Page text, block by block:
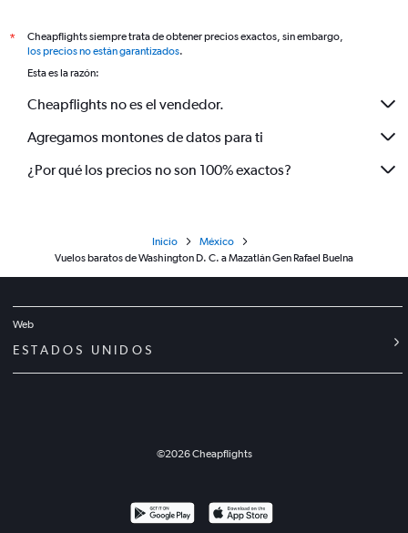
*
Cheapflights siempre trata de obtener precios exactos, sin embargo,
los precios no están garantizados.
Esta es la razón:
Cheapflights no es el vendedor.
Agregamos montones de datos para ti
¿Por qué los precios no son 100% exactos?
Inicio
México
Vuelos baratos de Washington D. C. a Mazatlán Gen Rafael Buelna
Web
ESTADOS UNIDOS
©2026Cheapflights